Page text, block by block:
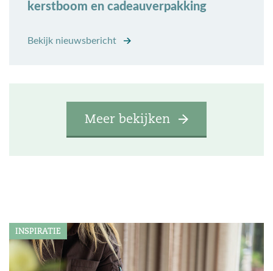
kerstboom en cadeauverpakking
Bekijk nieuwsbericht
Meer bekijken
INSPIRATIE